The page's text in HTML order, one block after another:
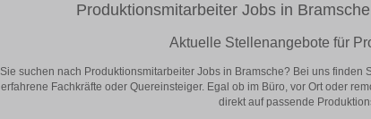
Produktionsmitarbeiter Jobs in
Aktuelle Stellenangebote für
Sie suchen nach Produktionsmitarbeiter Jobs in Bramsche? Bei uns
erfahrene Fachkräfte oder Quereinsteiger. Egal ob im Büro, vor Ort oder
direkt auf passende